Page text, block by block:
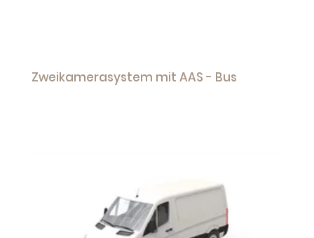
Zweikamerasystem mit AAS - Bus